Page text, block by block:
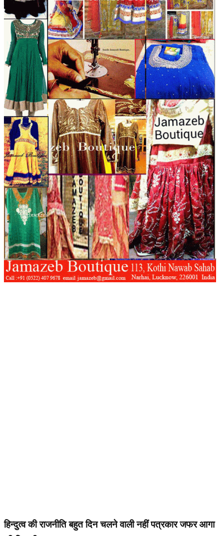
हिन्दुत्व की राजनीति बहुत दिन चलने वाली नहीं पत्रकार जफर आगा